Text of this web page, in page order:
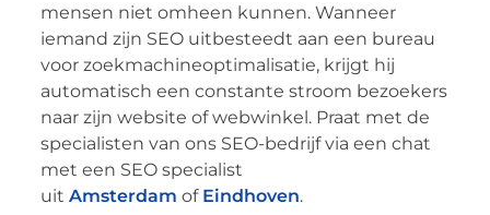
mensen niet omheen kunnen. Wanneer
iemand zijn SEO uitbesteedt aan een bureau
voor zoekmachineoptimalisatie, krijgt hij
automatisch een constante stroom bezoekers
naar zijn website of webwinkel. Praat met de
specialisten van ons SEO-bedrijf via een chat
met een SEO specialist
uit Amsterdam of Eindhoven.